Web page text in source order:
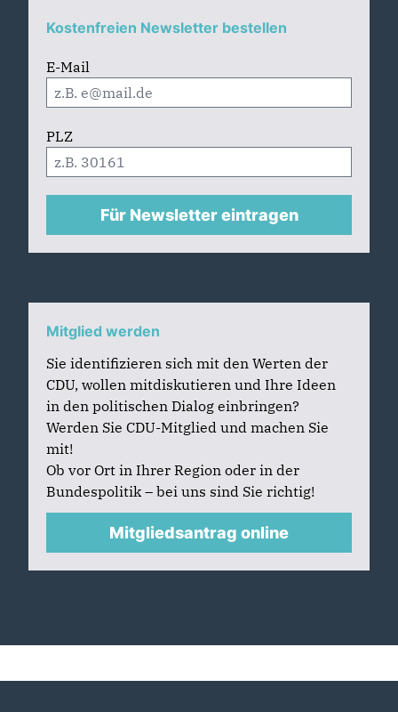
Kostenfreien Newsletter bestellen
E-Mail
PLZ
Für Newsletter eintragen
Mitglied werden
Sie identifizieren sich mit den Werten der
CDU, wollen mitdiskutieren und Ihre Ideen
in den politischen Dialog einbringen?
Werden Sie CDU-Mitglied und machen Sie
mit!
Ob vor Ort in Ihrer Region oder in der
Bundespolitik – bei uns sind Sie richtig!
Mitgliedsantrag online